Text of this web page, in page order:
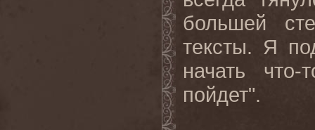
большей
тексты. Я
начать
пойдет".